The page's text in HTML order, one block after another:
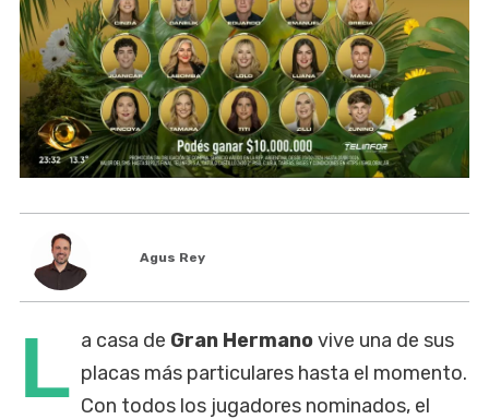
Agus Rey
L a casa de Gran Hermanovive una de sus
placas más particulares hasta el momento.
Con todos los jugadores nominados, el